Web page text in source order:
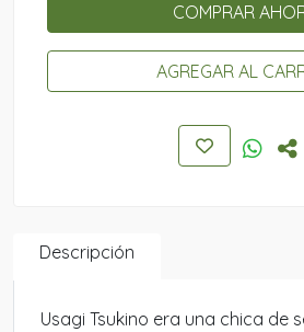
COMPRAR
AGREGAR AL
Descripción
Usagi Tsukino era una chica de